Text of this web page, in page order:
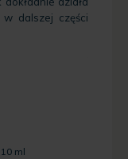
dalszej części
ml